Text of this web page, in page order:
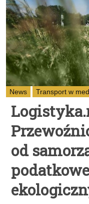
News Transport w
od